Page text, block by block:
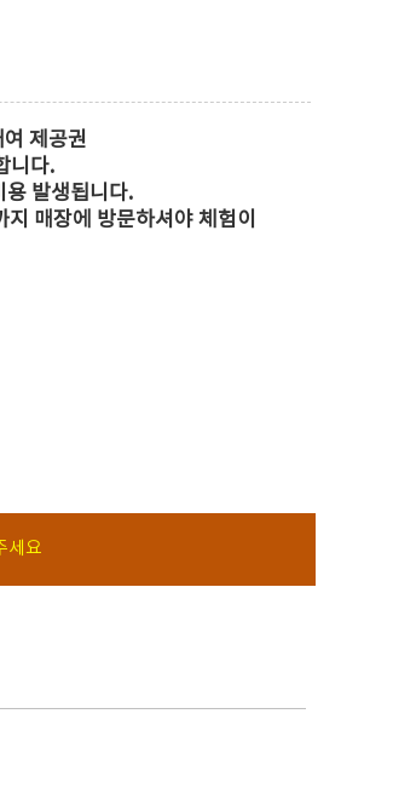
제공권
니다.
용 발생됩니다.
매장에 방문하셔야 체험이
세요